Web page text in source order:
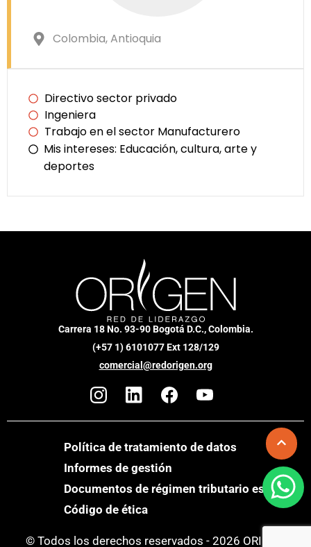
Colombia, Antioquia
Directivo sector privado
Ingeniera
Trabajo en el sector Manufacturero
Mis intereses: Educación, cultura, arte y
deportes
Carrera 18 No. 93-90 Bogotá D.C., Colombia.
(+57 1) 6101077 Ext 128/129
comercial@redorigen.org
Política de tratamiento de datos
Informes de gestión
Documentos de régimen tributario especial
Código de ética
© Todos los derechos reservados - 2026 ORIGEN